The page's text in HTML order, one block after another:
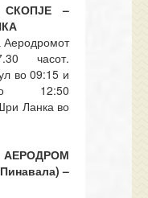
СКОПЈЕ –
Аеродромот
.30 часот.
во 09:15 и
12:50
Ланка во
АЕРОДРОМ
–